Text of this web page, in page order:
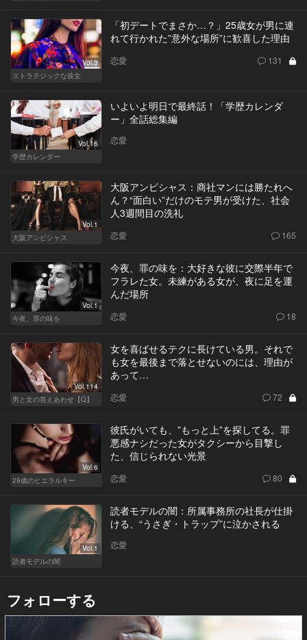
Vol.3
ストラテジックな彼女
「初デートでまさか…？」25歳女が男に連
れて行かれた”意外な場所”に歓喜した理由
恋愛 131
Vol.16
学歴カレンダー
いよいよ明日で最終話！「学歴カレンダ
ー」全話総集編
恋愛
Vol.1
大阪アンビシャス
大阪アンビシャス：商社マンには勝たれへ
ん？“面白い”だけのモテ男が受けた、社会
人3週間目の洗礼
恋愛 165
Vol.1
今夜、罪の味を
今夜、罪の味を：大好きな彼に交際半年で
フラレた女。未練がある女が、夜に足を運
んだ場所
恋愛 18
Vol.114
男と女の答えあわせ【Q】
女を喜ばせるテクに長けている男。それで
も女を最後まで落とせないのには、理由が
あって…
恋愛 72
Vol.6
29歳のヒエラルキー
彼氏がいても、”もっと上”を探してる。罪
悪感ナシだった女がタクシーから目撃し
た、信じられない光景
恋愛 80
Vol.1
読者モデルの闇
読者モデルの闇：所属事務所の社長が仕掛
ける、“うさぎ・トラップ”に泣かされる
恋愛
フォローする